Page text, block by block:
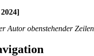
Autor obenstehender